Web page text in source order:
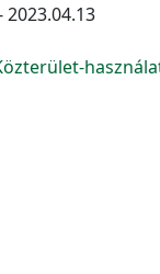
2023.04.13